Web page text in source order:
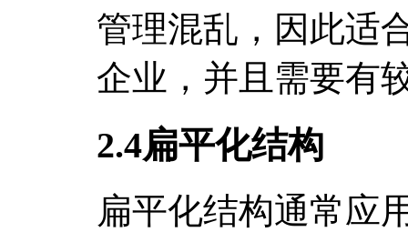
管理混乱，因此适
企业，并且需要有
2.4扁平化结构
扁平化结构通常应